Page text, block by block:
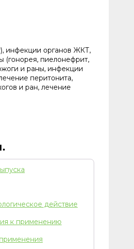
инфекции органов ЖКТ,
(гонорея, пиелонефрит,
и раны, инфекции
перитонита,
и ран, лечение
действие
к применению